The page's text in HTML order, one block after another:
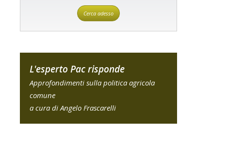
Cerca adesso
L'esperto Pac risponde
Approfondimenti sulla politica agricola
comune
a cura di Angelo Frascarelli